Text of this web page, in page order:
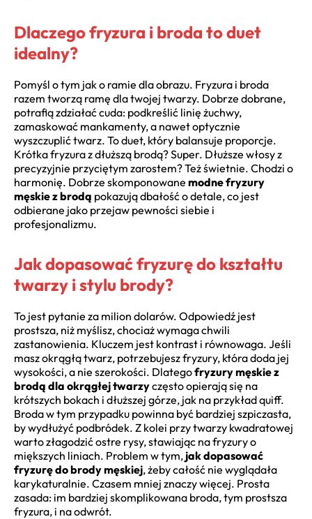
Dlaczego fryzura i broda to duet
idealny?
Pomyśl o tym jak o ramie dla obrazu. Fryzura i broda
razem tworzą ramę dla twojej twarzy. Dobrze dobrane,
potrafią zdziałać cuda: podkreślić linię żuchwy,
zamaskować mankamenty, a nawet optycznie
wyszczuplić twarz. To duet, który balansuje proporcje.
Krótka fryzura z dłuższą brodą? Super. Dłuższe włosy z
precyzyjnie przyciętym zarostem? Też świetnie. Chodzi o
harmonię. Dobrze skomponowane modne fryzury
męskie z brodą pokazują dbałość o detale, co jest
odbierane jako przejaw pewności siebie i
profesjonalizmu.
Jak dopasować fryzurę do kształtu
twarzy i stylu brody?
To jest pytanie za milion dolarów. Odpowiedź jest
prostsza, niż myślisz, chociaż wymaga chwili
zastanowienia. Kluczem jest kontrast i równowaga. Jeśli
masz okrągłą twarz, potrzebujesz fryzury, która doda jej
wysokości, a nie szerokości. Dlategofryzury męskie z
brodą dla okrągłej twarzyczęsto opierają się na
krótszych bokach i dłuższej górze, jak na przykład quiff.
Broda w tym przypadku powinna być bardziej szpiczasta,
by wydłużyć podbródek. Z kolei przy twarzy kwadratowej
warto złagodzić ostre rysy, stawiając na fryzury o
miększych liniach. Problem w tym, jak dopasować
fryzurę do brody męskiej, żeby całość nie wyglądała
karykaturalnie. Czasem mniej znaczy więcej. Prosta
zasada: im bardziej skomplikowana broda, tym prostsza
fryzura, i na odwrót.